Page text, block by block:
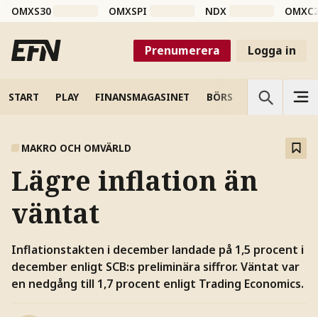
OMXS30 OMXSPI NDX
Prenumerera Logga in
START PLAY FINANSMAGASINET BÖRS VETENSKAP
MAKRO OCH OMVÄRLD
Lägre inflation än
väntat
Inflationstakten i december landade på 1,5 procent i
december enligt SCB:s preliminära siffror. Väntat var
en nedgång till 1,7 procent enligt Trading Economics.